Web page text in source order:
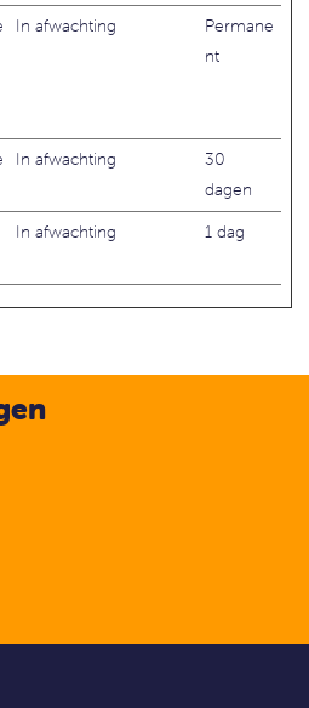
In afwachting
Permane
nt
In afwachting
30
dagen
In afwachting 1 dag